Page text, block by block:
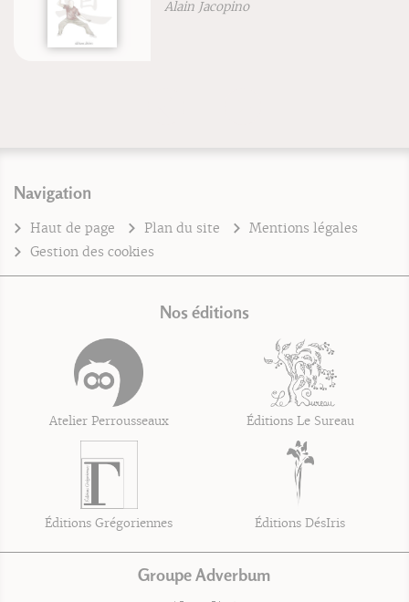
Alain Jacopino
Navigation
Haut de page Plan du site
Mentions légales
Gestion des cookies
Nos éditions
Atelier Perrousseaux Éditions Le Sureau
Éditions Grégoriennes Éditions DésIris
Groupe Adverbum